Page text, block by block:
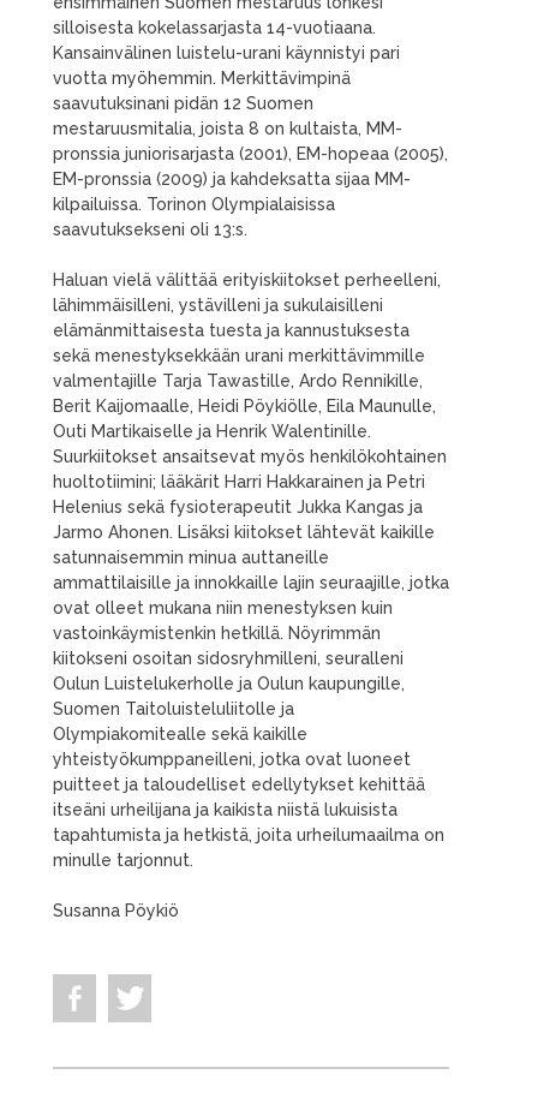
silloisesta kokelassarjasta 14-vuotiaana.
Kansainvälinen luistelu-urani käynnistyi pari
vuotta myöhemmin. Merkittävimpinä
saavutuksinani pidän 12 Suomen
mestaruusmitalia, joista 8 on kultaista, MM-
pronssia juniorisarjasta (2001), EM-hopeaa (2005),
EM-pronssia (2009) ja kahdeksatta sijaa MM-
kilpailuissa. Torinon Olympialaisissa
saavutuksekseni oli 13:s.
Haluan vielä välittää erityiskiitokset perheelleni,
lähimmäisilleni, ystävilleni ja sukulaisilleni
elämänmittaisesta tuesta ja kannustuksesta
sekä menestyksekkään urani merkittävimmille
valmentajille Tarja Tawastille, Ardo Rennikille,
Berit Kaijomaalle, Heidi Pöykiölle, Eila Maunulle,
Outi Martikaiselle ja Henrik Walentinille.
Suurkiitokset ansaitsevat myös henkilökohtainen
huoltotiimini; lääkärit Harri Hakkarainen ja Petri
Helenius sekä fysioterapeutit Jukka Kangas ja
Jarmo Ahonen. Lisäksi kiitokset lähtevät kaikille
satunnaisemmin minua auttaneille
ammattilaisille ja innokkaille lajin seuraajille, jotka
ovat olleet mukana niin menestyksen kuin
vastoinkäymistenkin hetkillä. Nöyrimmän
kiitokseni osoitan sidosryhmilleni, seuralleni
Oulun Luistelukerholle ja Oulun kaupungille,
Suomen Taitoluisteluliitolle ja
Olympiakomitealle sekä kaikille
yhteistyökumppaneilleni, jotka ovat luoneet
puitteet ja taloudelliset edellytykset kehittää
itseäni urheilijana ja kaikista niistä lukuisista
tapahtumista ja hetkistä, joita urheilumaailma on
minulle tarjonnut.
Susanna Pöykiö